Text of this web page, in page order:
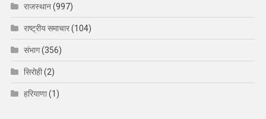
राजस्थान(997)
राष्ट्रीय समाचार(104)
संभाग(356)
सिरोही(2)
हरियाणा(1)